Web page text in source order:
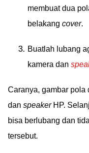
membuat dua
belakang cover.
Buatlah lubang
kamera dan
Caranya, gambar pola
dan speakerHP.
bisa berlubang dan
tersebut.